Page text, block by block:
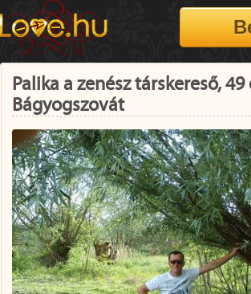
Palika a zenész társkereső,
Bágyogszovát